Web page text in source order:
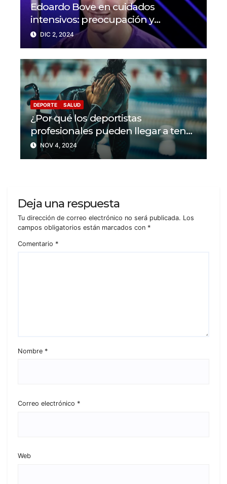
Edoardo Bove en cuidados
intensivos: preocupación y
solidaridad en el mundo del fútbol
DIC 2, 2024
DEPORTE SALUD
¿Por qué los deportistas
profesionales pueden llegar a tener
problemas con su salud mental?
NOV 4, 2024
Deja una respuesta
Tu dirección de correo electrónico no será publicada. Los
campos obligatorios están marcados con *
Comentario *
Nombre *
Correo electrónico *
Web